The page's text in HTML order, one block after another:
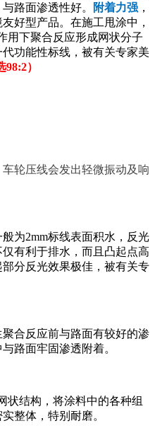
路面渗透性好。
附着力强 ，
友好型产品。在施工甩涂中，
用下聚合反应形成网状分子
功能性标线，被有关专家美
98:2）
轮压线会发出轻微振动及响
为2mm标线表面积水，反光
有利于排水，而且凸起点高
分反光效果极佳，被有关专
合反应前与路面有较好的渗
路面牢固渗透附着。
状结构，将涂料中的各种组
整体，特别耐磨。